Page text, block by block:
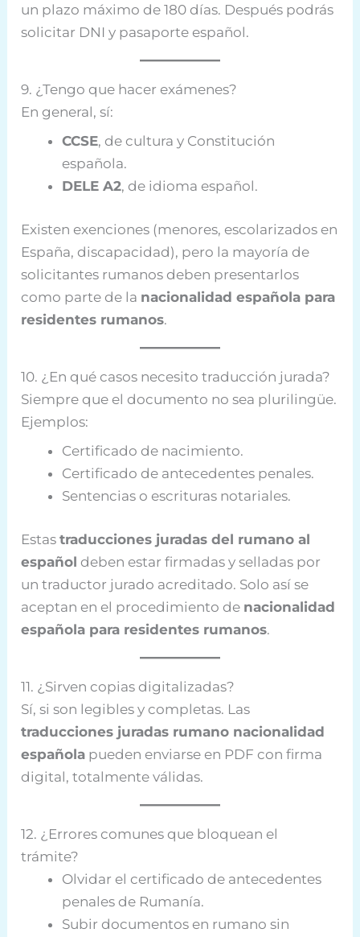
un plazo máximo de 180 días. Después podrás
solicitar DNI y pasaporte español.
9. ¿Tengo que hacer exámenes?
En general, sí:
CCSE, de cultura y Constitución
española.
DELE A2, de idioma español.
Existen exenciones (menores, escolarizados en
España, discapacidad), pero la mayoría de
solicitantes rumanos deben presentarlos
como parte de la nacionalidad española para
residentes rumanos.
10. ¿En qué casos necesito traducción jurada?
Siempre que el documento no sea plurilingüe.
Ejemplos:
Certificado de nacimiento.
Certificado de antecedentes penales.
Sentencias o escrituras notariales.
Estastraducciones juradas del rumano al
español deben estar firmadas y selladas por
un traductor jurado acreditado. Solo así se
aceptan en el procedimiento de nacionalidad
española para residentes rumanos.
11. ¿Sirven copias digitalizadas?
Sí, si son legibles y completas. Las
traducciones juradas rumano nacionalidad
española pueden enviarse en PDF con firma
digital, totalmente válidas.
12. ¿Errores comunes que bloquean el
trámite?
Olvidar el certificado de antecedentes
penales de Rumanía.
Subir documentos en rumano sin